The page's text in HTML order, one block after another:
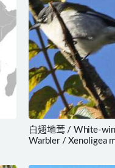
白翅地莺 / White-
Warbler / Xenoligea